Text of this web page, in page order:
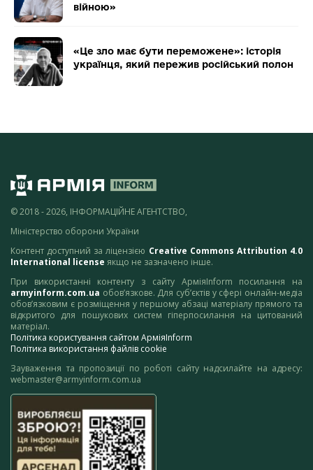
війною»
«Це зло має бути переможене»: історія
українця, який пережив російський полон
© 2018 - 2026, ІНФОРМАЦІЙНЕ АГЕНТСТВО,
Міністерство оборони України
Контент доступний за ліцензією Creative Commons Attribution 4.0
International license якщо не зазначено інше.
При використанні контенту з сайту АрміяInform посилання на
armyinform.com.ua обов’язкове. Для суб’єктів у сфері онлайн-медіа
обов’язковим є розміщення у першому абзаці матеріалу прямого та
відкритого для пошукових систем гіперпосилання на цитований
матеріал.
Політика користування сайтом АрміяInform
Політика використання файлів cookie
Зауваження та пропозиції по роботі сайту надсилайте на адресу:
webmaster@armyinform.com.ua